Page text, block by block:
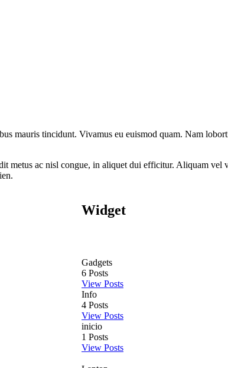
mauris tincidunt. Vivamus eu euismod quam. Nam
metus ac nisl congue, in aliquet dui efficitur. Aliquam vel
Widget
Gadgets
6 Posts
View Posts
Info
4 Posts
View Posts
inicio
1 Posts
View Posts